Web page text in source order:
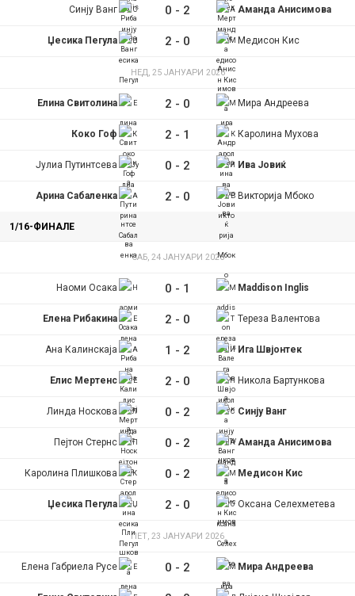
Синју Ванг 0 - 2 Аманда Анисимова
Џесика Пегула 2 - 0 Медисон Кис
НЕД, 25 ЈАНУАРИ 2026
Елина Свитолина 2 - 0 Мира Андреева
Коко Гоф 2 - 1 Каролина Мухова
Јулиа Путинтсева 0 - 2 Ива Јовиќ
Арина Сабаленка 2 - 0 Викторија Мбоко
1/16-ФИНАЛЕ
САБ, 24 ЈАНУАРИ 2026
Наоми Осака 0 - 1 Maddison Inglis
Елена Рибакина 2 - 0 Тереза Валентова
Ана Калинскаја 1 - 2 Ига Швјонтек
Елис Мертенс 2 - 0 Никола Бартункова
Линда Носкова 0 - 2 Синју Ванг
Пејтон Стернс 0 - 2 Аманда Анисимова
Каролина Плишкова 0 - 2 Медисон Кис
Џесика Пегула 2 - 0 Оксана Селехметева
ПЕТ, 23 ЈАНУАРИ 2026
Елена Габриела Русе 0 - 2 Мира Андреева